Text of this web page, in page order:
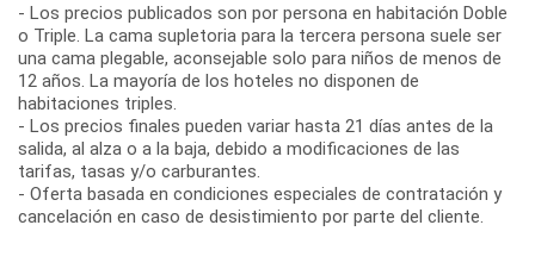
- Los precios publicados son por persona en habitación Doble
o Triple. La cama supletoria para la tercera persona suele ser
una cama plegable, aconsejable solo para niños de menos de
12 años. La mayoría de los hoteles no disponen de
habitaciones triples.
- Los precios finales pueden variar hasta 21 días antes de la
salida, al alza o a la baja, debido a modificaciones de las
tarifas, tasas y/o carburantes.
- Oferta basada en condiciones especiales de contratación y
cancelación en caso de desistimiento por parte del cliente.